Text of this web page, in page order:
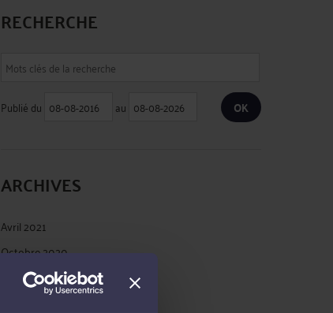
RECHERCHE
Publié du au
ARCHIVES
Avril 2021
Octobre 2020
Juin 2020
Mars 2020